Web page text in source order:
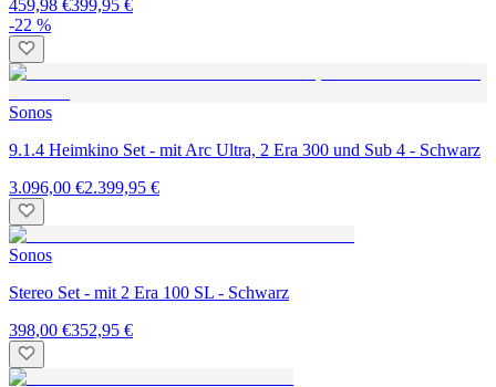
459,98 €399,95 €
-22 %
Sonos
9.1.4 Heimkino Set - mit Arc Ultra, 2 Era 300 und Sub 4 - Schwarz
3.096,00 €2.399,95 €
Sonos
Stereo Set - mit 2 Era 100 SL - Schwarz
398,00 €352,95 €